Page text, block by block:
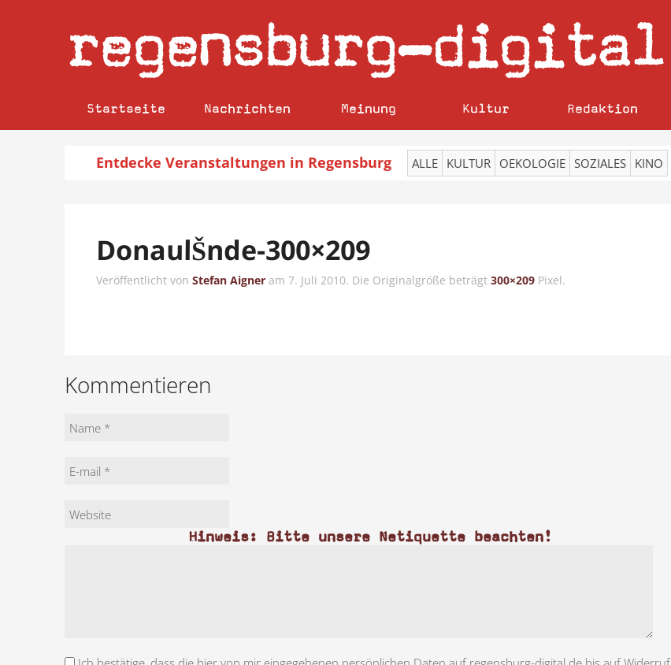
regensburg–digital
Startseite Nachrichten Meinung Kultur Redaktion
Entdecke Veranstaltungen in Regensburg ALLE KULTUR OEKOLOGIE SOZIALES KINO
DonaulŠnde-300×209
Veröffentlicht von Stefan Aigner am 7. Juli 2010. Die Originalgröße beträgt 300×209 Pixel.
Kommentieren
Hinweis: Bitte unsere Netiquette beachten!